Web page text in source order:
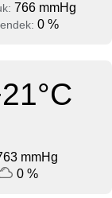
766 mmHg
0 %
mmHg
0 %